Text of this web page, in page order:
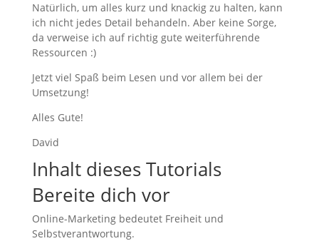
Natürlich, um alles kurz und knackig zu halten, kann
ich nicht jedes Detail behandeln. Aber keine Sorge,
da verweise ich auf richtig gute weiterführende
Ressourcen :)
Jetzt viel Spaß beim Lesen und vor allem bei der
Umsetzung!
Alles Gute!
David
Inhalt dieses Tutorials
Bereite dich vor
Online-Marketing bedeutet Freiheit und
Selbstverantwortung.